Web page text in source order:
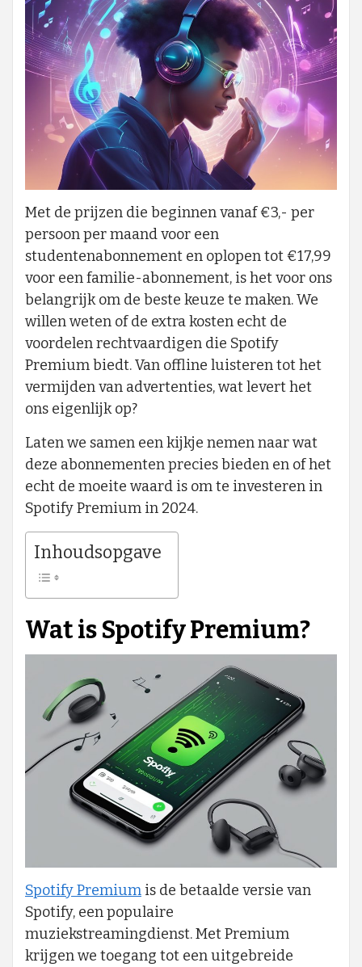
Met de prijzen die beginnen vanaf €3,- per
persoon per maand voor een
studentenabonnement en oplopen tot €17,99
voor een familie-abonnement, is het voor ons
belangrijk om de beste keuze te maken. We
willen weten of de extra kosten echt de
voordelen rechtvaardigen die Spotify
Premium biedt. Van offline luisteren tot het
vermijden van advertenties, wat levert het
ons eigenlijk op?
Laten we samen een kijkje nemen naar wat
deze abonnementen precies bieden en of het
echt de moeite waard is om te investeren in
Spotify Premium in 2024.
Inhoudsopgave
Wat is Spotify Premium?
Spotify Premium is de betaalde versie van
Spotify, een populaire
muziekstreamingdienst. Met Premium
krijgen we toegang tot een uitgebreide